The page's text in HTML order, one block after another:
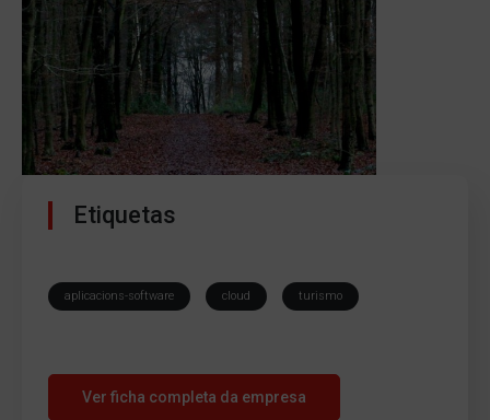
Etiquetas
aplicacions-software cloud turismo
Ver ficha completa da empresa